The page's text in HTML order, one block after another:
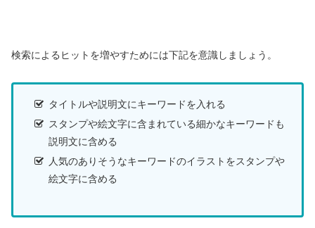
検索によるヒットを増やすためには下記を意識しましょう。
タイトルや説明文にキーワードを入れる
スタンプや絵文字に含まれている細かなキーワードも
説明文に含める
人気のありそうなキーワードのイラストをスタンプや
絵文字に含める